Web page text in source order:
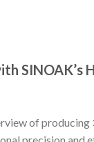
SINOAK’s
of producing